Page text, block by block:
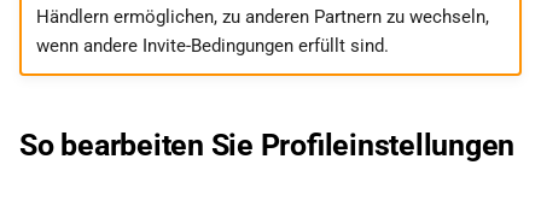
Händlern ermöglichen, zu anderen Partnern zu wechseln,
wenn andere Invite-Bedingungen erfüllt sind.
So bearbeiten Sie Profileinstellungen